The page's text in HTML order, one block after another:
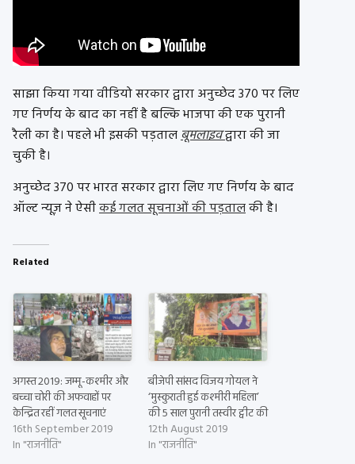
साझा किया गया वीडियो सरकार द्वारा अनुच्छेद 370 पर लिए
गए निर्णय के बाद का नहीं है बल्कि भाजपा की एक पुरानी
रैली का है। पहले भी इसकी पड़तालबूमलाइवद्वारा की जा
चुकी है।
अनुच्छेद 370 पर भारत सरकार द्वारा लिए गए निर्णय के बाद
ऑल्ट न्यूज़ ने ऐसीकई गलत सूचनाओं की पड़तालकी है।
Related
अगस्त 2019: जम्मू-कश्मीर और
बच्चा चोरी की अफवाहों पर
केन्द्रित रहीं गलत सूचनाएं
16th September 2019
In "राजनीति"
बीजेपी सांसद विजय गोयल ने
‘मुस्कुराती हुई कश्मीरी महिला’
की 5 साल पुरानी तस्वीर ट्वीट की
12th August 2019
In "राजनीति"